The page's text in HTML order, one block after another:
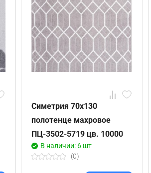
Симетрия 70х130
полотенце махровое
ПЦ-3502-5719 цв. 10000
В наличии: 6 шт
(0)